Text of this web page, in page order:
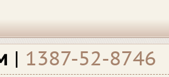
| 1387-52-8746